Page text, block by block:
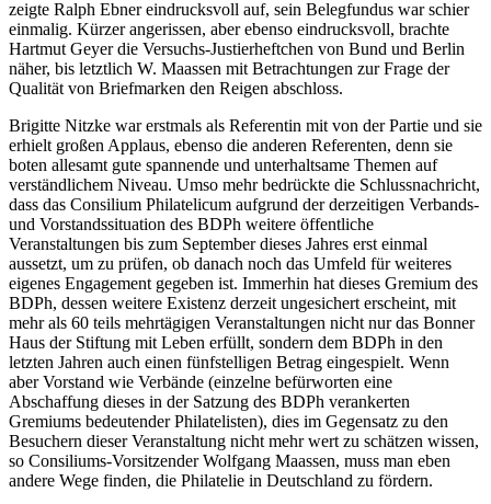
zeigte Ralph Ebner eindrucksvoll auf, sein Belegfundus war schier
einmalig. Kürzer angerissen, aber ebenso eindrucksvoll, brachte
Hartmut Geyer die Versuchs-Justierheftchen von Bund und Berlin
näher, bis letztlich W. Maassen mit Betrachtungen zur Frage der
Qualität von Briefmarken den Reigen abschloss.
Brigitte Nitzke war erstmals als Referentin mit von der Partie und sie
erhielt großen Applaus, ebenso die anderen Referenten, denn sie
boten allesamt gute spannende und unterhaltsame Themen auf
verständlichem Niveau. Umso mehr bedrückte die Schlussnachricht,
dass das Consilium Philatelicum aufgrund der derzeitigen Verbands-
und Vorstandssituation des BDPh weitere öffentliche
Veranstaltungen bis zum September dieses Jahres erst einmal
aussetzt, um zu prüfen, ob danach noch das Umfeld für weiteres
eigenes Engagement gegeben ist. Immerhin hat dieses Gremium des
BDPh, dessen weitere Existenz derzeit ungesichert erscheint, mit
mehr als 60 teils mehrtägigen Veranstaltungen nicht nur das Bonner
Haus der Stiftung mit Leben erfüllt, sondern dem BDPh in den
letzten Jahren auch einen fünfstelligen Betrag eingespielt. Wenn
aber Vorstand wie Verbände (einzelne befürworten eine
Abschaffung dieses in der Satzung des BDPh verankerten
Gremiums bedeutender Philatelisten), dies im Gegensatz zu den
Besuchern dieser Veranstaltung nicht mehr wert zu schätzen wissen,
so Consiliums-Vorsitzender Wolfgang Maassen, muss man eben
andere Wege finden, die Philatelie in Deutschland zu fördern.